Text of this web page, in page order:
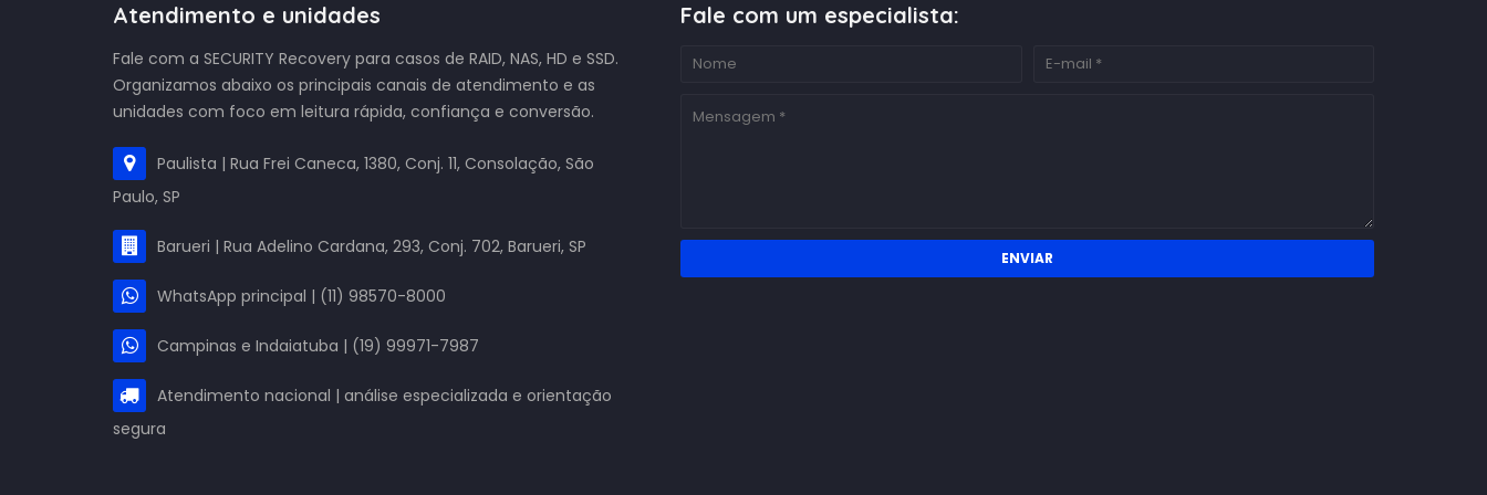
Atendimento e unidades
Fale com a SECURITY Recovery para casos de RAID, NAS, HD e SSD.
Organizamos abaixo os principais canais de atendimento e as
unidades com foco em leitura rápida, confiança e conversão.
Paulista | Rua Frei Caneca, 1380, Conj. 11, Consolação, São
Paulo, SP
Barueri | Rua Adelino Cardana, 293, Conj. 702, Barueri, SP
WhatsApp principal | (11) 98570-8000
Campinas e Indaiatuba | (19) 99971-7987
Atendimento nacional | análise especializada e orientação
segura
Fale com um especialista: